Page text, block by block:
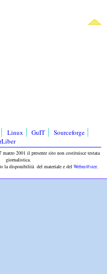
Linux GuIT
Sourceforge
2001 il presente sito non costituisce testata
giornalistica.
la disponibilità del materiale e del Webm@ster.